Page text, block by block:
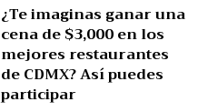
¿Te imaginas ganar una
cena de $3,000 en los
mejores restaurantes
de CDMX? Así puedes
participar